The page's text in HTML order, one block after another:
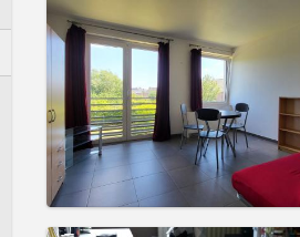
Infos Pratiques
Loyer:620 €
Charges:150 €
Durée:12 mois
Domiciliation: